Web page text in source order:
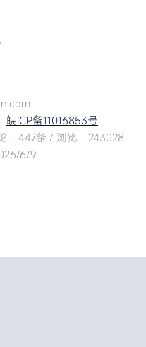
皖ICP备11016853号
：447条 / 浏览：243028
6/9